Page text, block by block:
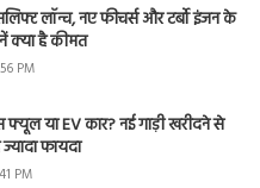
लॉन्च, नए फीचर्स और टर्बो इंजन के
क्या है कीमत
PM
फ्यूल या EV कार? नई गाड़ी खरीदने से
फायदा
PM